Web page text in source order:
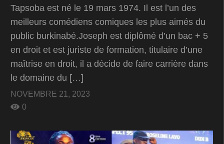
Tapsoba est né le 19 mars 1974. Il est l’un des
meilleurs comédiens comiques les plus aimés du
public burkinabé.Joseph est diplômé d’un bac + 5
en droit et est juriste de formation, titulaire d’une
maîtrise en droit, il a décide de faire carrière dans
le domaine du […]
NOVEMBRE 21, 2023
0